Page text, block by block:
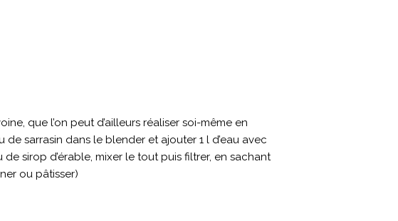
que l’on peut d’ailleurs réaliser soi-même en
de sarrasin dans le blender et ajouter 1 l d’eau avec
sirop d’érable, mixer le tout puis filtrer, en sachant
ou pâtisser)